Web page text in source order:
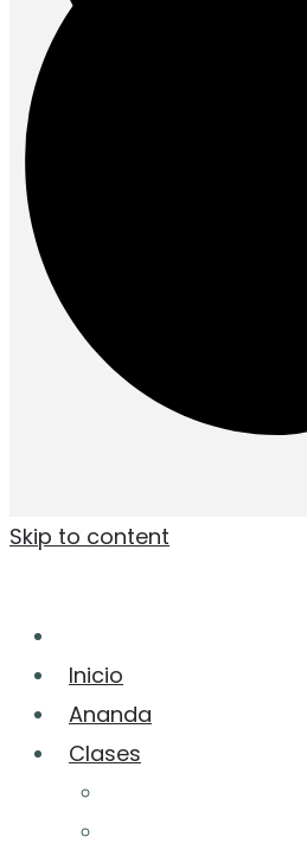
Skip to content
Inicio
Ananda
Clases